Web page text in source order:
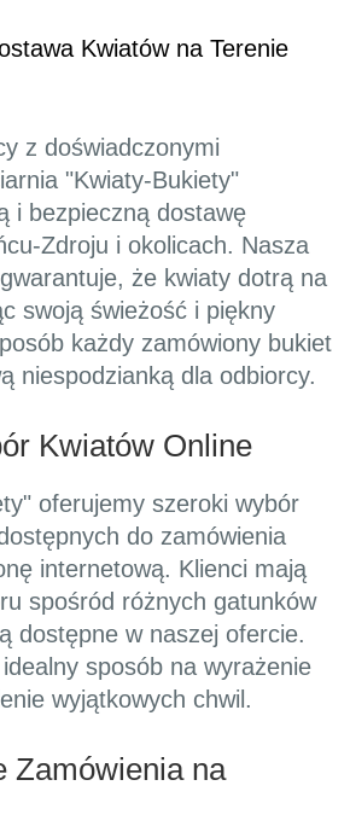
Kwiatów na Terenie
z doświadczonymi
"Kwiaty-Bukiety"
i bezpieczną dostawę
Zdroju i okolicach. Nasza
że kwiaty dotrą na
swoją świeżość i piękny
każdy zamówiony bukiet
niespodzianką dla odbiorcy.
Kwiatów Online
oferujemy szeroki wybór
do zamówienia
internetową. Klienci mają
spośród różnych gatunków
dostępne w naszej ofercie.
sposób na wyrażenie
wyjątkowych chwil.
Zamówienia na